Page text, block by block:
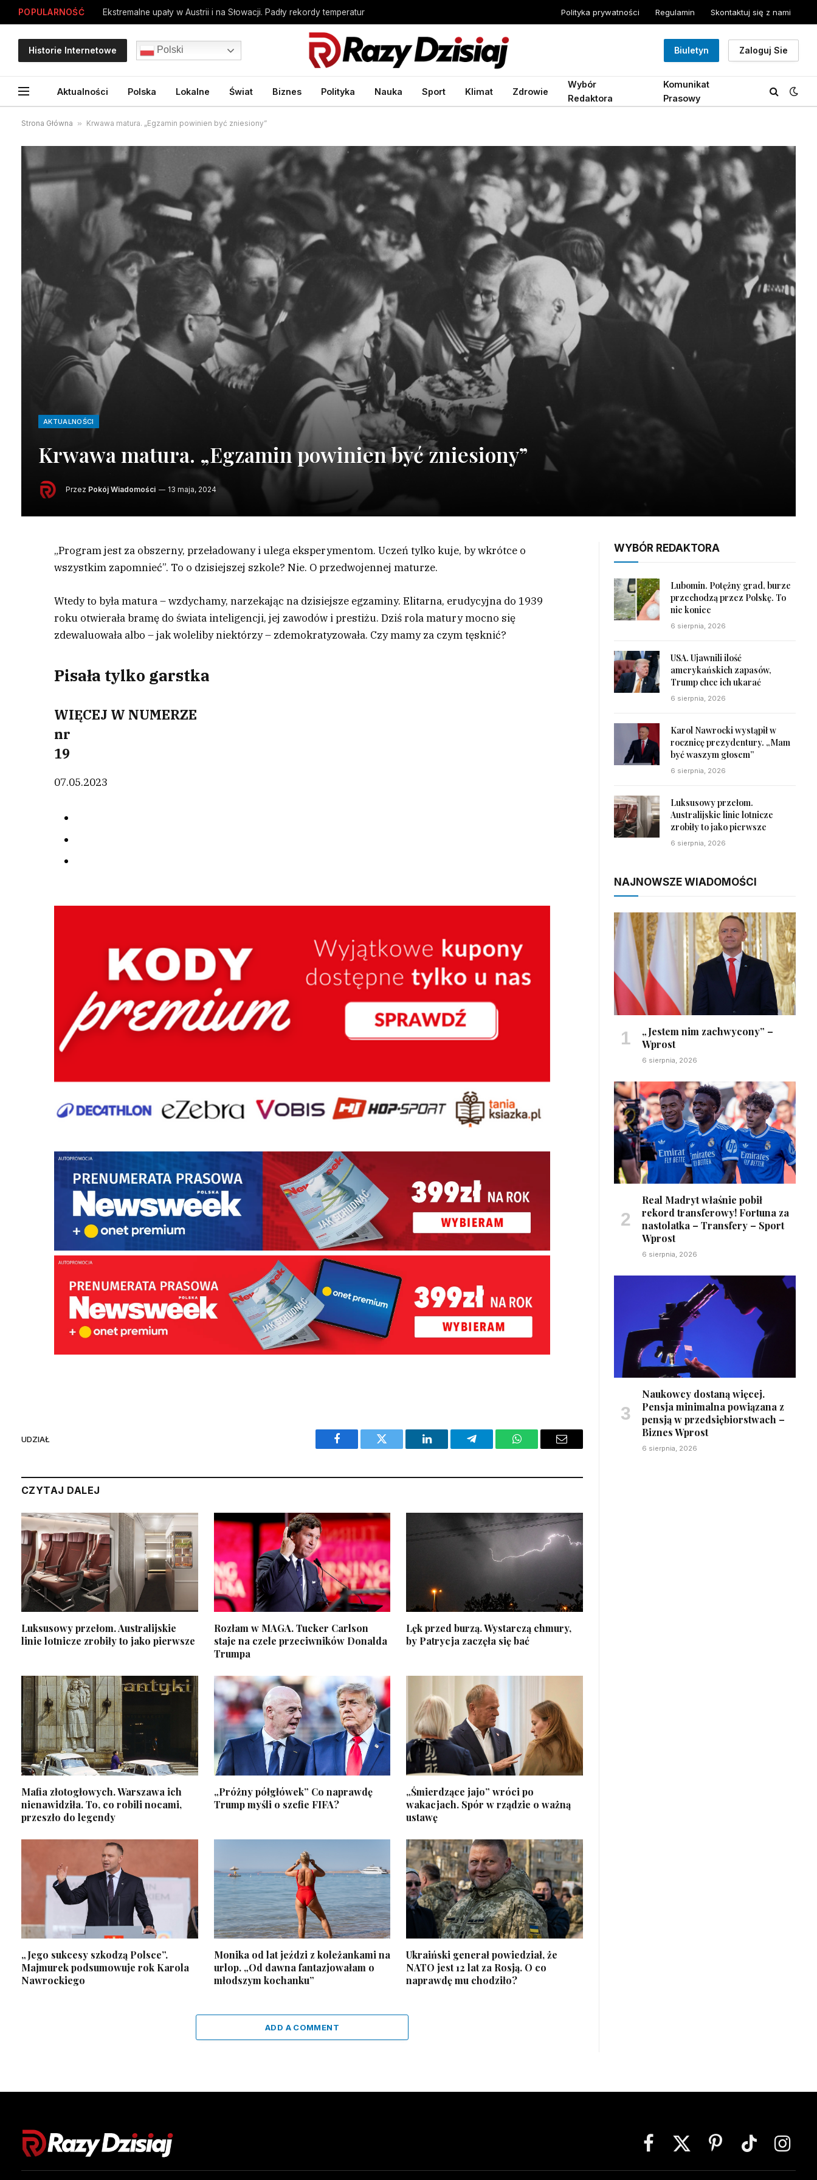
POPULARNOŚĆ Ekstremalne upały w Austrii i na Słowacji. Padły rekordy temperatur Polityka prywatności Regulamin Skontaktuj się z nami
Historie Internetowe Polski Biuletyn Zaloguj Sie
Aktualności Polska Lokalne Świat Biznes Polityka Nauka Sport Klimat Zdrowie
Wybór
Redaktora
Komunikat
Prasowy
Strona Główna » Krwawa matura. „Egzamin powinien być zniesiony”
AKTUALNOŚCI
Krwawa matura. „Egzamin powinien być zniesiony”
Przez Pokój Wiadomości 13 maja, 2024
„Program jest za obszerny, przeładowany i ulega eksperymentom. Uczeń tylko kuje, by wkrótce o
wszystkim zapomnieć”. To o dzisiejszej szkole? Nie. O przedwojennej maturze.
Wtedy to była matura – wzdychamy, narzekając na dzisiejsze egzaminy. Elitarna, erudycyjna do 1939
roku otwierała bramę do świata inteligencji, jej zawodów i prestiżu. Dziś rola matury mocno się
zdewaluowała albo – jak woleliby niektórzy – zdemokratyzowała. Czy mamy za czym tęsknić?
Pisała tylko garstka
WIĘCEJ W NUMERZE
nr
19
07.05.2023
UDZIAŁ
Facebook Twitter LinkedIn Telegram WhatsAppEmail
CZYTAJ DALEJ
Luksusowy przełom. Australijskie
linie lotnicze zrobiły to jako pierwsze
Rozłam w MAGA. Tucker Carlson
staje na czele przeciwników Donalda
Trumpa
Lęk przed burzą. Wystarczą chmury,
by Patrycja zaczęła się bać
Mafia złotogłowych. Warszawa ich
nienawidziła. To, co robili nocami,
przeszło do legendy
„Próżny półgłówek” Co naprawdę
Trump myśli o szefie FIFA?
„Śmierdzące jajo” wróci po
wakacjach. Spór w rządzie o ważną
ustawę
„Jego sukcesy szkodzą Polsce”.
Majmurek podsumowuje rok Karola
Nawrockiego
Monika od lat jeździ z koleżankami na
urlop. „Od dawna fantazjowałam o
młodszym kochanku”
Ukraiński generał powiedział, że
NATO jest 12 lat za Rosją. O co
naprawdę mu chodziło?
ADD A COMMENT
WYBÓR REDAKTORA
Lubomin. Potężny grad, burze
przechodzą przez Polskę. To
nie koniec
6 sierpnia, 2026
USA. Ujawnili ilość
amerykańskich zapasów,
Trump chce ich ukarać
6 sierpnia, 2026
Karol Nawrocki wystąpił w
rocznicę prezydentury. „Mam
być waszym głosem”
6 sierpnia, 2026
Luksusowy przełom.
Australijskie linie lotnicze
zrobiły to jako pierwsze
6 sierpnia, 2026
NAJNOWSZE WIADOMOŚCI
„Jestem nim zachwycony” –
Wprost
6 sierpnia, 2026
Real Madryt właśnie pobił
rekord transferowy! Fortuna za
nastolatka – Transfery – Sport
Wprost
6 sierpnia, 2026
Naukowcy dostaną więcej.
Pensja minimalna powiązana z
pensją w przedsiębiorstwach –
Biznes Wprost
6 sierpnia, 2026
Facebook
X
PinterestTikTok